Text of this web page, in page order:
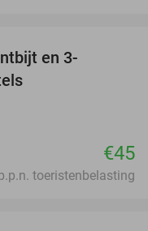
en 3-
€45
toeristenbelasting